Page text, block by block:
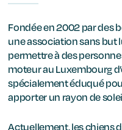
Fondée en 2002 par des
une association sans but
permettre à des
moteur au Luxembourg
spécialement éduqué
apporter un rayon de
Actuellement, les chiens